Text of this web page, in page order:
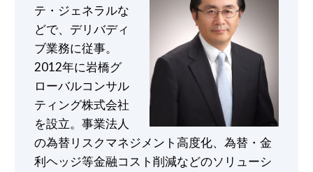
テ・ジェネラルな
どで、デリバディ
ブ業務に従事。
2012年に岩橋グ
ローバルコンサル
ティング株式会社
を設立。事業法人
の為替リスクマネジメント高度化、為替・金
利ヘッジ等金融コスト削減などのソリューシ